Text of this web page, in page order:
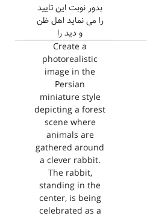
بدور نوبت این تایید
را می نماید اهل ظن
و دید را
Create a
photorealistic
image in the
Persian
miniature style
depicting a forest
scene where
animals are
gathered around
a clever rabbit.
The rabbit,
standing in the
center, is being
celebrated as a